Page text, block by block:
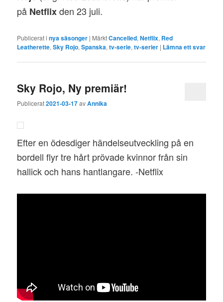
på Netflixden 23 juli.
Publicerat i nya säsonger | MärktCancelled,Netflix, Red
Leatherette,Sky Rojo,Spanska,tv-serie,tv-serier | Lämna ett svar
Sky Rojo, Ny premiär!
Publicerat2021-03-17avAnnika
Efter en ödesdiger händelseutveckling på en
bordell flyr tre hårt prövade kvinnor från sin
hallick och hans hantlangare. -Netflix